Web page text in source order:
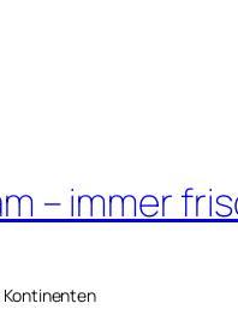
– immer
Kontinenten